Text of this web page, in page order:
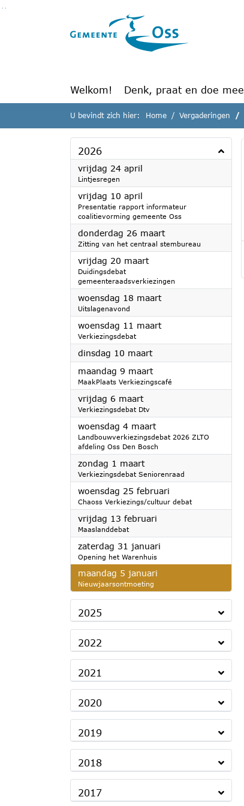
Ga naar de inhoud van deze pagina
Welkom! Denk, praat en doe mee
U bevindt zich hier: Home Vergaderingen
2026
vrijdag 24 april
Lintjesregen
vrijdag 10 april
Presentatie rapport informateur
coalitievorming gemeente Oss
donderdag 26 maart2026
Zitting van het centraal stembureau
vrijdag 20 maart2026
Duidingsdebat
gemeenteraadsverkiezingen
woensdag 18 maart2026
Uitslagenavond
woensdag 11 maart2026
Verkiezingsdebat
dinsdag 10 maart2026
maandag 9 maart2026
MaakPlaats Verkiezingscafé
vrijdag 6 maart2026
Verkiezingsdebat Dtv
woensdag 4 maart2026
Landbouwverkiezingsdebat 2026 ZLTO
afdeling Oss Den Bosch
zondag 1 maart2026
Verkiezingsdebat Seniorenraad
woensdag 25 februari
Chaoss Verkiezings/cultuur debat
vrijdag 13 februari
Maaslanddebat
zaterdag 31 januari
Opening het Warenhuis
maandag 5 januari
Nieuwjaarsontmoeting
2025
2022
2021
2020
2019
2018
2017